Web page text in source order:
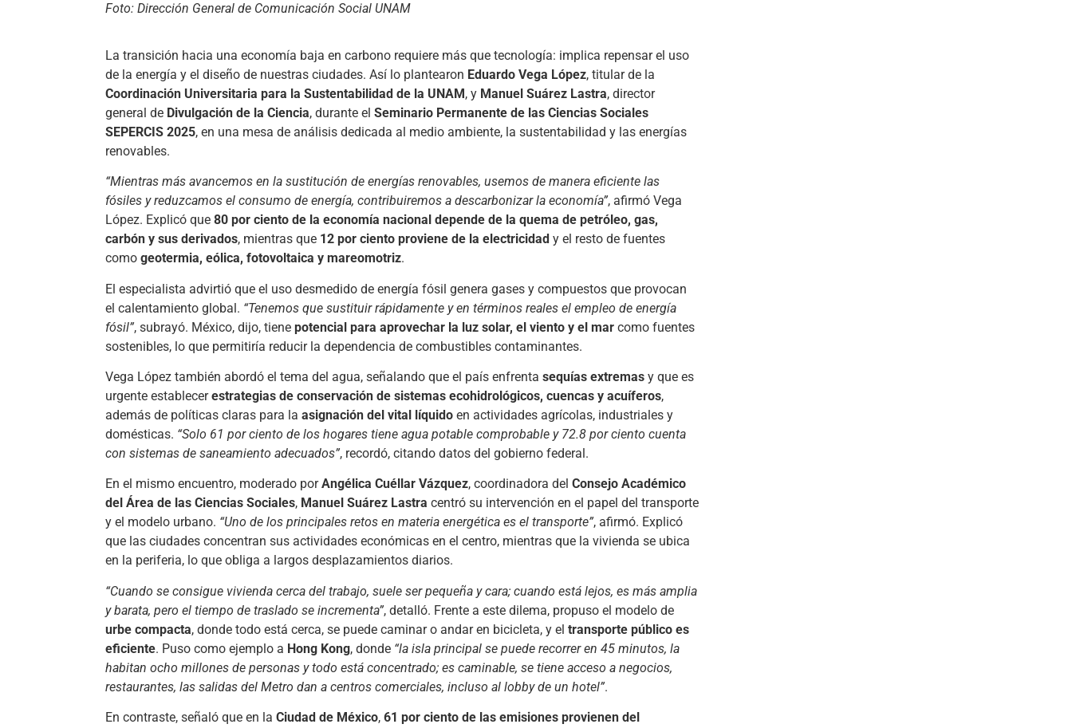
Foto: Dirección General de Comunicación Social UNAM
La transición hacia una economía baja en carbono requiere más que tecnología: implica repensar el uso
de la energía y el diseño de nuestras ciudades. Así lo plantearon Eduardo Vega López, titular de la
Coordinación Universitaria para la Sustentabilidad de la UNAM, y Manuel Suárez Lastra, director
general de Divulgación de la Ciencia, durante el Seminario Permanente de las Ciencias Sociales
SEPERCIS 2025, en una mesa de análisis dedicada al medio ambiente, la sustentabilidad y las energías
renovables.
“Mientras más avancemos en la sustitución de energías renovables, usemos de manera eficiente las
fósiles y reduzcamos el consumo de energía, contribuiremos a descarbonizar la economía”, afirmó Vega
López. Explicó que 80 por ciento de la economía nacional depende de la quema de petróleo, gas,
carbón y sus derivados, mientras que 12 por ciento proviene de la electricidad y el resto de fuentes
como geotermia, eólica, fotovoltaica y mareomotriz.
El especialista advirtió que el uso desmedido de energía fósil genera gases y compuestos que provocan
el calentamiento global. “Tenemos que sustituir rápidamente y en términos reales el empleo de energía
fósil”, subrayó. México, dijo, tiene potencial para aprovechar la luz solar, el viento y el mar como fuentes
sostenibles, lo que permitiría reducir la dependencia de combustibles contaminantes.
Vega López también abordó el tema del agua, señalando que el país enfrenta sequías extremas y que es
urgente establecerestrategias de conservación de sistemas ecohidrológicos, cuencas y acuíferos,
además de políticas claras para la asignación del vital líquido en actividades agrícolas, industriales y
domésticas. “Solo 61 por ciento de los hogares tiene agua potable comprobable y 72.8 por ciento cuenta
con sistemas de saneamiento adecuados”, recordó, citando datos del gobierno federal.
En el mismo encuentro, moderado porAngélica Cuéllar Vázquez, coordinadora del Consejo Académico
del Área de las Ciencias Sociales, Manuel Suárez Lastra centró su intervención en el papel del transporte
y el modelo urbano. “Uno de los principales retos en materia energética es el transporte”, afirmó. Explicó
que las ciudades concentran sus actividades económicas en el centro, mientras que la vivienda se ubica
en la periferia, lo que obliga a largos desplazamientos diarios.
“Cuando se consigue vivienda cerca del trabajo, suele ser pequeña y cara; cuando está lejos, es más amplia
y barata, pero el tiempo de traslado se incrementa”, detalló. Frente a este dilema, propuso el modelo de
urbe compacta, donde todo está cerca, se puede caminar o andar en bicicleta, y el transporte público es
eficiente. Puso como ejemplo a Hong Kong, donde “la isla principal se puede recorrer en 45 minutos, la
habitan ocho millones de personas y todo está concentrado; es caminable, se tiene acceso a negocios,
restaurantes, las salidas del Metro dan a centros comerciales, incluso al lobby de un hotel”.
En contraste, señaló que en la Ciudad de México, 61 por ciento de las emisiones provienen del